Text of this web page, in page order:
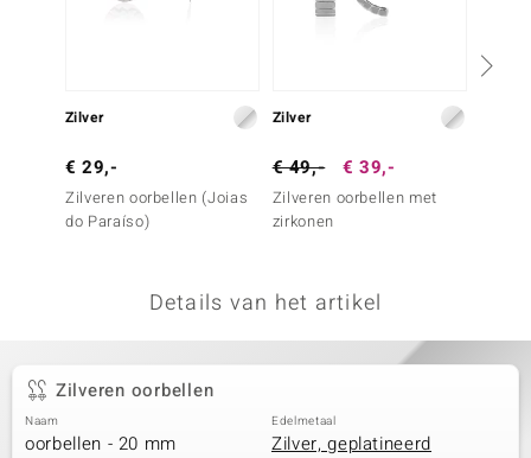
Collection
Zilver
€ 29,-
Zilveren oorbellen (Joias
do Paraíso)
Zilver
€ 49,- € 39,-
Zilveren oorbellen met
zirkonen
Details van het artikel
Zilveren oorbellen
Naam
oorbellen - 20 mm
Edelmetaal
Zilver, geplatineerd